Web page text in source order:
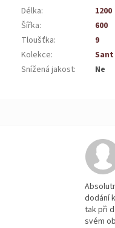
Délka:
1200
Šířka:
600
Tloušťka:
9
Kolekce:
Snížená jakost: Ne
je 5 z 5 hvězdiček.
dodání
tak při
svém